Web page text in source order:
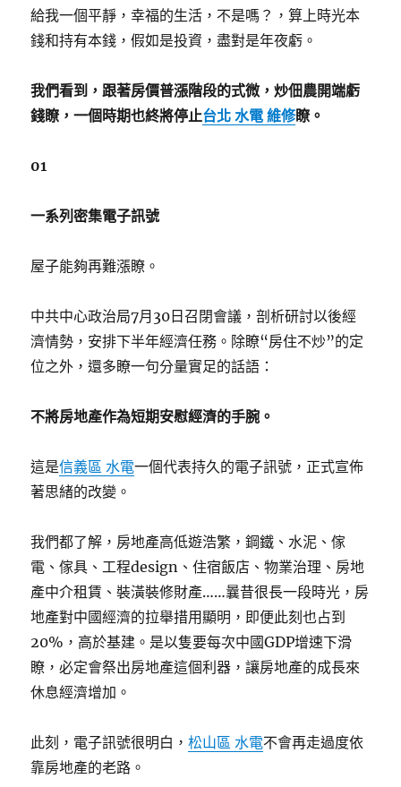
給我一個平靜，幸福的生活，不是嗎？，算上時光本
錢和持有本錢，假如是投資，盡對是年夜虧。
我們看到，跟著房價普漲階段的式微，炒佃農開端虧
錢瞭，一個時期也終將停止台北 水電 維修瞭。
01
一系列密集電子訊號
屋子能夠再難漲瞭。
中共中心政治局7月30日召閉會議，剖析研討以後經
濟情勢，安排下半年經濟任務。除瞭“房住不炒”的定
位之外，還多瞭一句分量實足的話語：
不將房地產作為短期安慰經濟的手腕。
這是信義區 水電一個代表持久的電子訊號，正式宣佈
著思緒的改變。
我們都了解，房地產高低遊浩繁，鋼鐵、水泥、傢
電、傢具、工程design、住宿飯店、物業治理、房地
產中介租賃、裝潢裝修財產……曩昔很長一段時光，房
地產對中國經濟的拉舉措用顯明，即便此刻也占到
20%，高於基建。是以隻要每次中國GDP增速下滑
瞭，必定會祭出房地產這個利器，讓房地產的成長來
休息經濟增加。
此刻，電子訊號很明白，松山區 水電不會再走過度依
靠房地產的老路。